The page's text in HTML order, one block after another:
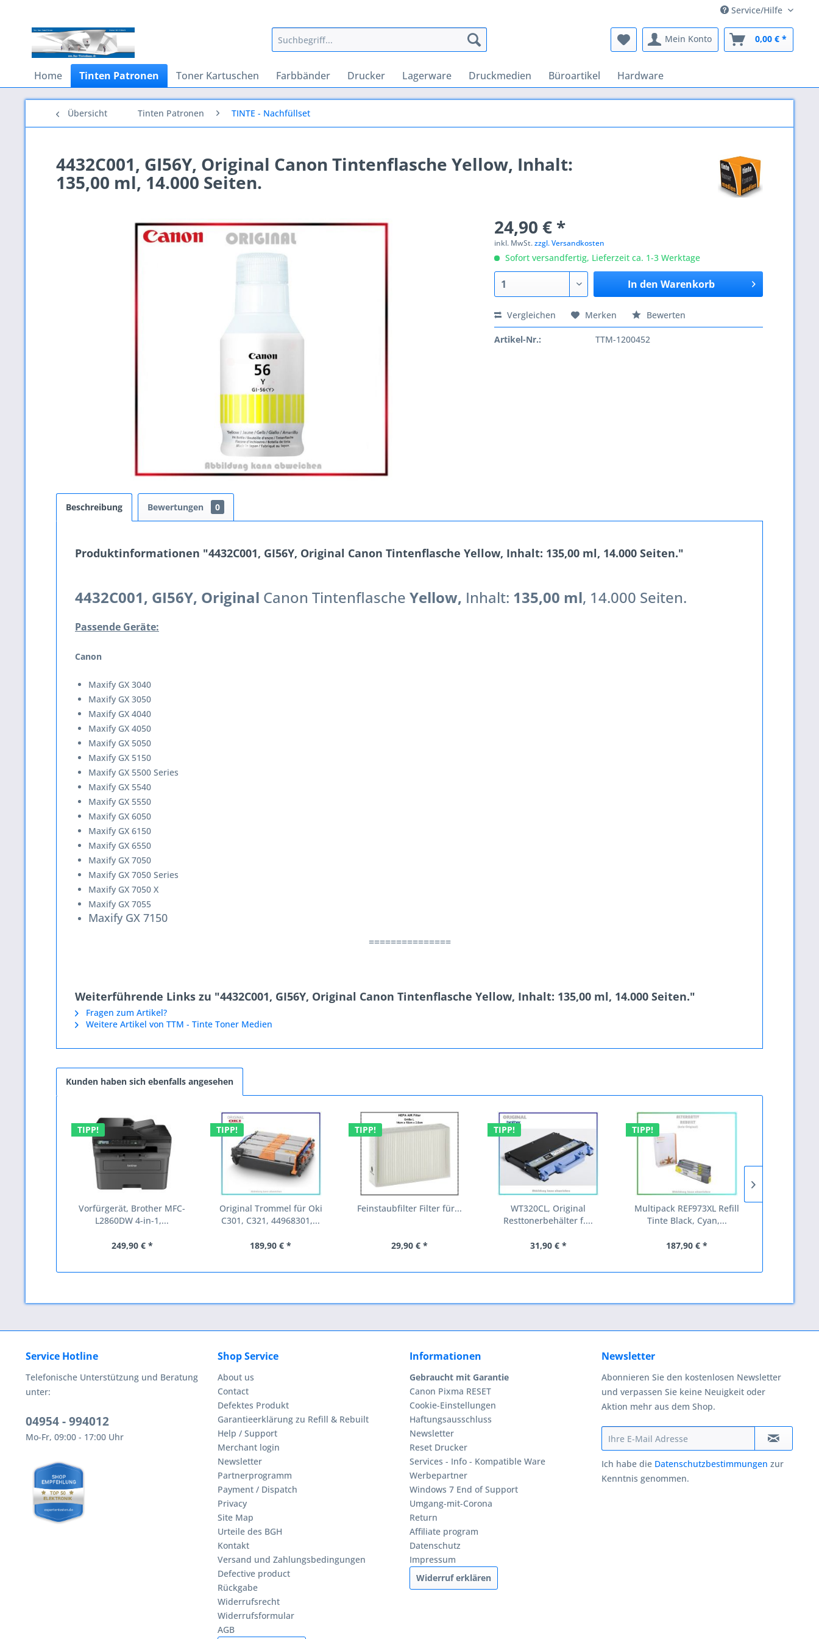
Service/Hilfe
Mein Konto 0,00 € *
Home Tinten Patronen Toner Kartuschen Farbbänder Drucker Lagerware Druckmedien Büroartikel Hardware
Übersicht Tinten Patronen TINTE - Nachfüllset
4432C001, GI56Y, Original Canon Tintenflasche Yellow, Inhalt:
135,00 ml, 14.000 Seiten.
24,90 € *
inkl. MwSt.zzgl. Versandkosten
Sofort versandfertig, Lieferzeit ca. 1-3 Werktage
In den Warenkorb
Vergleichen Merken Bewerten
Artikel-Nr.: TTM-1200452
Beschreibung Bewertungen 0
Produktinformationen "4432C001, GI56Y, Original Canon Tintenflasche Yellow, Inhalt: 135,00 ml, 14.000 Seiten."
4432C001, GI56Y, Original Canon Tintenflasche Yellow, Inhalt: 135,00 ml, 14.000 Seiten.
Passende Geräte:
Canon
Maxify GX 3040
Maxify GX 3050
Maxify GX 4040
Maxify GX 4050
Maxify GX 5050
Maxify GX 5150
Maxify GX 5500 Series
Maxify GX 5540
Maxify GX 5550
Maxify GX 6050
Maxify GX 6150
Maxify GX 6550
Maxify GX 7050
Maxify GX 7050 Series
Maxify GX 7050 X
Maxify GX 7055
Maxify GX 7150
===============
Weiterführende Links zu "4432C001, GI56Y, Original Canon Tintenflasche Yellow, Inhalt: 135,00 ml, 14.000 Seiten."
Fragen zum Artikel?
Weitere Artikel von TTM - Tinte Toner Medien
Kunden haben sich ebenfalls angesehen
TIPP!
Vorfürgerät, Brother MFC-
L2860DW 4-in-1,...
249,90 € *
TIPP!
Original Trommel für Oki
C301, C321, 44968301,...
189,90 € *
TIPP!
Feinstaubfilter Filter für...
29,90 € *
TIPP!
WT320CL, Original
Resttonerbehälter f....
31,90 € *
TIPP!
Multipack REF973XL Refill
Tinte Black, Cyan,...
187,90 € *
Service Hotline
Telefonische Unterstützung und Beratung
unter:
04954 - 994012
Mo-Fr, 09:00 - 17:00 Uhr
Shop Service
About us
Contact
Defektes Produkt
Garantieerklärung zu Refill & Rebuilt
Help / Support
Merchant login
Newsletter
Partnerprogramm
Payment / Dispatch
Privacy
Site Map
Urteile des BGH
Kontakt
Versand und Zahlungsbedingungen
Defective product
Rückgabe
Widerrufsrecht
Widerrufsformular
AGB
Informationen
Gebraucht mit Garantie
Canon Pixma RESET
Cookie-Einstellungen
Haftungsausschluss
Newsletter
Reset Drucker
Services - Info - Kompatible Ware
Werbepartner
Windows 7 End of Support
Umgang-mit-Corona
Return
Affiliate program
Datenschutz
Impressum
Widerruf erklären
Newsletter
Abonnieren Sie den kostenlosen Newsletter
und verpassen Sie keine Neuigkeit oder
Aktion mehr aus dem Shop.
Ich habe die Datenschutzbestimmungen zur
Kenntnis genommen.